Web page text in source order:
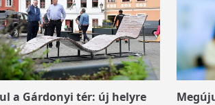
a Gárdonyi tér: új helyre